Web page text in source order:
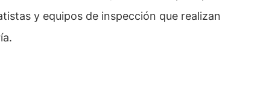
y equipos de inspección que realizan